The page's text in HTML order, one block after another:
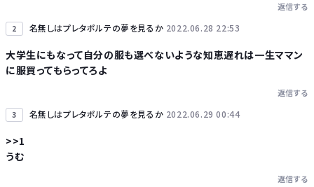
返信する
2 名無しはプレタポルテの夢を見るか 2022.06.28 22:53
大学生にもなって自分の服も選べないような知恵遅れは一生ママン
に服買ってもらってろよ
返信する
3 名無しはプレタポルテの夢を見るか 2022.06.29 00:44
>>1
うむ
返信する